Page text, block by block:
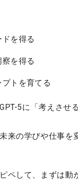
を得る
を得る
トを育てる
5に「考えさせ
来の学びや仕事を
ペして、まずは動